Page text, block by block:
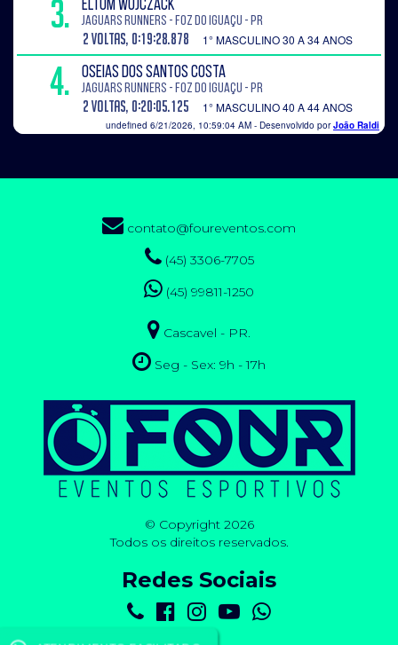
contato@foureventos.com
(45) 3306-7705
(45) 99811-1250
Cascavel - PR.
Seg - Sex: 9h - 17h
© Copyright 2026
Todos os direitos reservados.
Redes Sociais